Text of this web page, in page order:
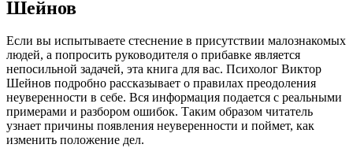
Шейнов
Если вы испытываете стеснение в присутствии малознакомых
людей, а попросить руководителя о прибавке является
непосильной задачей, эта книга для вас. Психолог Виктор
Шейнов подробно рассказывает о правилах преодоления
неуверенности в себе. Вся информация подается с реальными
примерами и разбором ошибок. Таким образом читатель
узнает причины появления неуверенности и поймет, как
изменить положение дел.